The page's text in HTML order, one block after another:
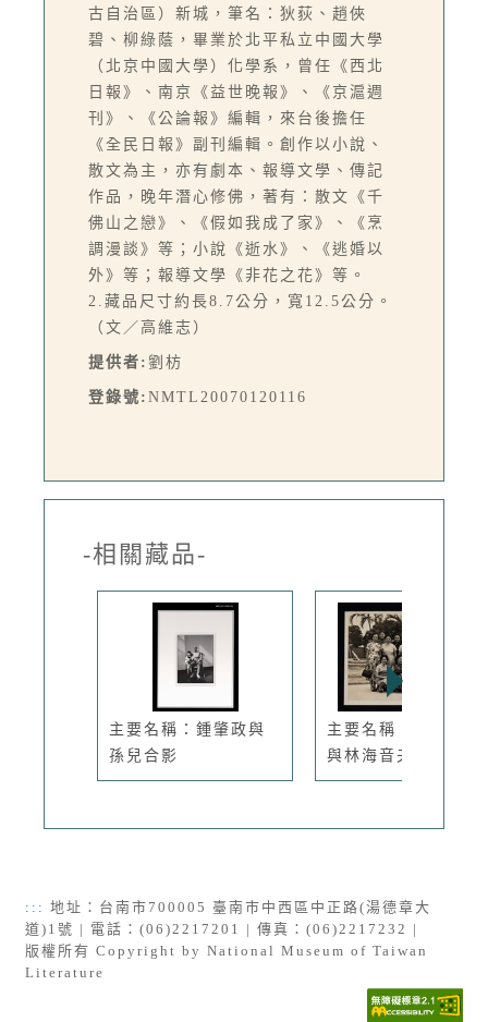
古自治區）新城，筆名：狄荻、趙俠
碧、柳綠蔭，畢業於北平私立中國大學
（北京中國大學）化學系，曾任《西北
日報》、南京《益世晚報》、《京滬週
刊》、《公論報》編輯，來台後擔任
《全民日報》副刊編輯。創作以小說、
散文為主，亦有劇本、報導文學、傳記
作品，晚年潛心修佛，著有：散文《千
佛山之戀》、《假如我成了家》、《烹
調漫談》等；小說《逝水》、《逃婚以
外》等；報導文學《非花之花》等。
2.藏品尺寸約長8.7公分，寬12.5公分。
（文／高維志）
提供者: 劉枋
登錄號: NMTL20070120116
-相關藏品-
主要名稱：鍾肇政與
孫兒合影
主要名稱：琦君夫婦
與林海音夫...
::: 地址：台南市700005 臺南市中西區中正路(湯德章大
道)1號 | 電話：(06)2217201 | 傳真：(06)2217232 |
版權所有 Copyright by National Museum of Taiwan
Literature